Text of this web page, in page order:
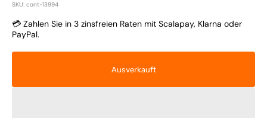
SKU: cont-13994
💳 Zahlen Sie in 3 zinsfreien Raten mit Scalapay, Klarna oder
PayPal.
Ausverkauft